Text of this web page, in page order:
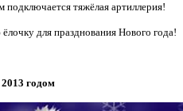
тяжёлая артиллерия!
для празднования Нового года!
годом